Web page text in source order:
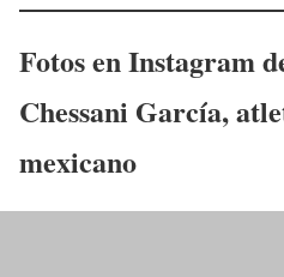
Fotos en Instagram
Chessani García,
mexicano